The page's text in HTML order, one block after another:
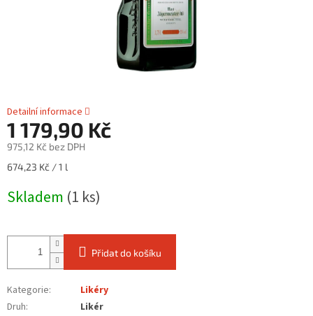
Detailní informace
1 179,90 Kč
975,12 Kč bez DPH
Měrná
674,23 Kč / 1 l
Skladem (1 ks)
Přidat do košíku
Kategorie:
Likéry
Druh:
Likér